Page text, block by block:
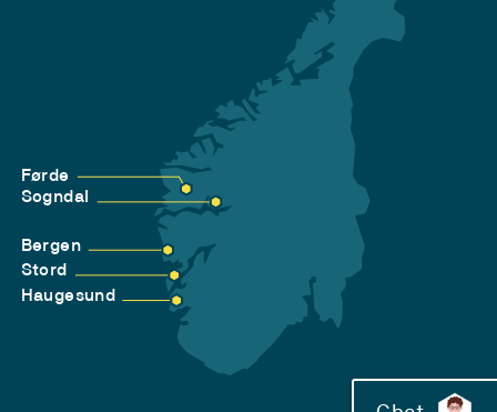
Førde
Sogndal
Bergen
Stord
Haugesund